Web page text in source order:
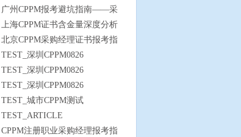
广州CPPM报考避坑指南——采
上海CPPM证书含金量深度分析
北京CPPM采购经理证书报考指
TEST_深圳CPPM0826
TEST_深圳CPPM0826
TEST_深圳CPPM0826
TEST_城市CPPM测试
TEST_ARTICLE
CPPM注册职业采购经理报考指